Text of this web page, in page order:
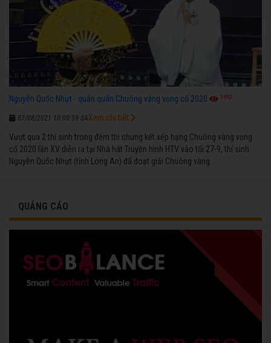
Nguyễn Quốc Nhựt - quán quân Chuông vàng vọng cổ 2020 1692
07/08/2021 10:00:59 SA
Vượt qua 2 thí sinh trong đêm thi chung kết xếp hạng Chuông vàng vọng
cổ 2020 lần XV diễn ra tại Nhà hát Truyền hình HTV vào tối 27-9, thí sinh
Nguyễn Quốc Nhựt (tỉnh Long An) đã đoạt giải Chuông vàng.
Xem chi tiết
QUẢNG CÁO